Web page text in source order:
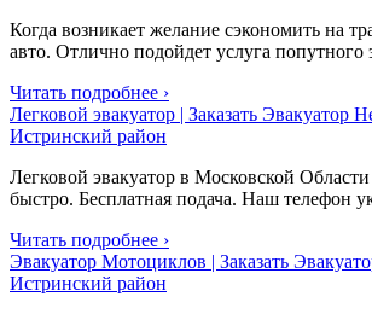
Когда возникает желание сэкономить на
авто. Отлично подойдет услуга попутного
Читать подробнее ›
Легковой эвакуатор | Заказать Эвакуатор
Истринский район
Легковой эвакуатор в Московской
быстро. Бесплатная подача. Наш телефон
Читать подробнее ›
Эвакуатор Мотоциклов | Заказать
Истринский район